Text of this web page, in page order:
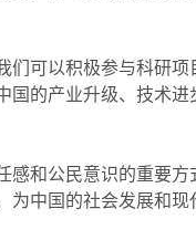
可以积极参与科研
的产业升级、技术进
和公民意识的重要
中国的社会发展和现